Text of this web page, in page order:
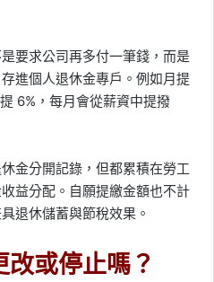
要求公司再多付一筆錢，而是
進個人退休金專戶。例如月提
6%，每月會從薪資中提撥
金分開記錄，但都累積在勞工
益分配。自願提繳金額也不計
退休儲蓄與節稅效果。
或停止嗎？